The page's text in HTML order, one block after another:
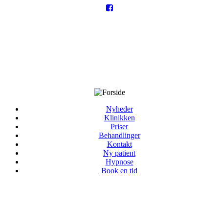
Nyheder
Klinikken
Priser
Behandlinger
Kontakt
Ny patient
Hypnose
Book en tid